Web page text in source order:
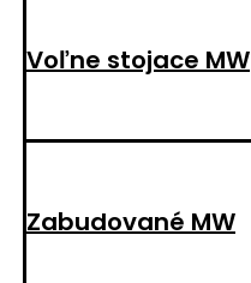
Voľne stojace MW
Zabudované MW